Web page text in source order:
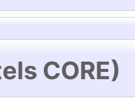
CORE)